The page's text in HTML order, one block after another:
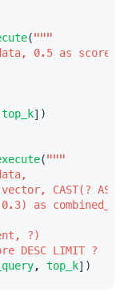
("""
0.5 as
?
top_k])
("""
metadata,
* 0.3) as
?)
DESC LIMIT ?
, top_k])